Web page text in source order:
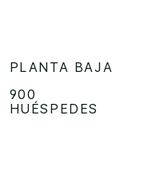
PLANTA BAJA
900
HUÉSPEDES